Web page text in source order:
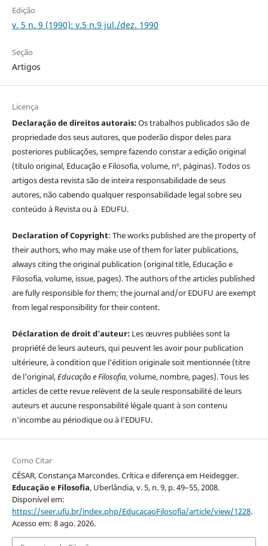
Edição
v. 5 n. 9 (1990): v.5 n.9 jul./dez. 1990
Seção
Artigos
Licença
Declaração de direitos autorais:Os trabalhos publicados são de
propriedade dos seus autores, que poderão dispor deles para
posteriores publicações, sempre fazendo constar a edição original
(título original, Educação e Filosofia, volume, nº, páginas). Todos os
artigos desta revista são de inteira responsabilidade de seus
autores, não cabendo qualquer responsabilidade legal sobre seu
conteúdo à Revista ou à EDUFU.
Declaration of Copyright: The works published are the property of
their authors, who may make use of them for later publications,
always citing the original publication (original title, Educação e
Filosofia, volume, issue, pages). The authors of the articles published
are fully responsible for them; the journal and/or EDUFU are exempt
from legal responsibility for their content.
Déclaration de droit d’auteur: Les œuvres publiées sont la
propriété de leurs auteurs, qui peuvent les avoir pour publication
ultérieure, à condition que l'édition originale soit mentionnée (titre
de l'original,Educação e Filosofia, volume, nombre, pages). Tous les
articles de cette revue relèvent de la seule responsabilité de leurs
auteurs et aucune responsabilité légale quant à son contenu
n'incombe au périodique ou à l’EDUFU.
Como Citar
CÉSAR, Constança Marcondes. Crítica e diferença em Heidegger.
Educação e Filosofia, Uberlândia, v. 5, n. 9, p. 49–55, 2008.
Disponível em:
https://seer.ufu.br/index.php/EducacaoFilosofia/article/view/1228.
Acesso em: 8 ago. 2026.